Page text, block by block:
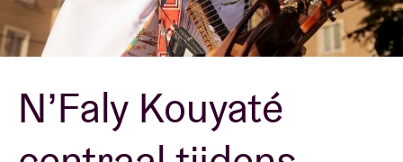
Zaalhuur
BRDCST
N’Faly Kouyaté